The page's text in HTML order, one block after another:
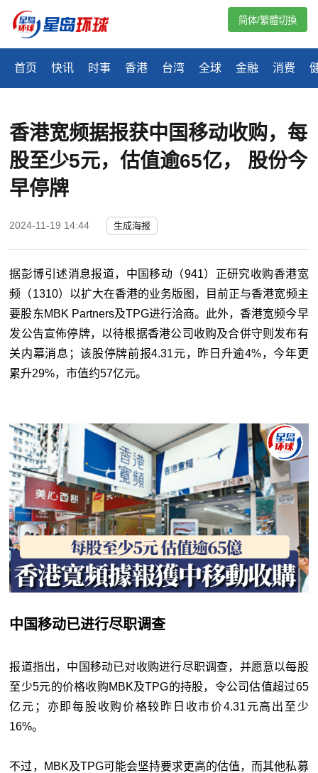
首页 快讯 时事 香港 台湾 全球 金融 消费
简体/繁體切換
香港宽频据报获中国移动收购，每
股至少5元，估值逾65亿， 股份今
早停牌
2024-11-19 14:44 生成海报
据彭博引述消息报道，中国移动（941）正研究收购香港宽
频（1310）以扩大在香港的业务版图，目前正与香港宽频主
要股东MBK Partners及TPG进行洽商。此外，香港宽频今早
发公告宣佈停牌，以待根据香港公司收购及合併守则发布有
关内幕消息；该股停牌前报4.31元，昨日升逾4%，今年更
累升29%，市值约57亿元。
中国移动已进行尽职调查
报道指出，中国移动已对收购进行尽职调查，并愿意以每股
至少5元的价格收购MBK及TPG的持股，令公司估值超过65
亿元；亦即每股收购价格较昨日收市价4.31元高出至少
16%。
不过，MBK及TPG可能会坚持要求更高的估值，而其他私募